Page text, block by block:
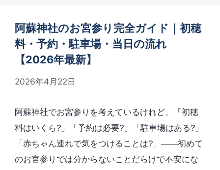
ュ
ー
阿蘇神社のお宮参り完全ガイド｜初穂
料・予約・駐車場・当日の流れ
【2026年最新】
2026年4月22日
阿蘇神社でお宮参りを考えているけれど、「初穂
料はいくら?」「予約は必要?」「駐車場はある?」
「赤ちゃん連れで気をつけることは?」――初めて
のお宮参りでは分からないことだらけで不安にな